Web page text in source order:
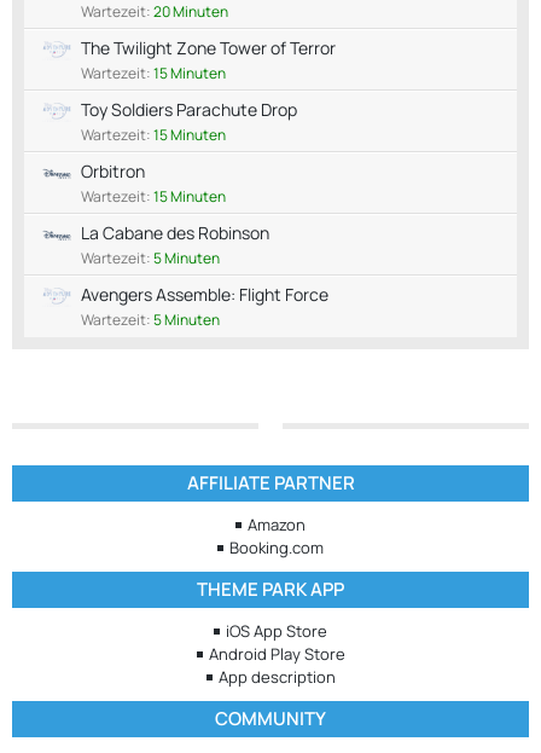
Wartezeit:20 Minuten
The Twilight Zone Tower of Terror
Wartezeit:15 Minuten
Toy Soldiers Parachute Drop
Wartezeit:15 Minuten
Orbitron
Wartezeit:15 Minuten
La Cabane des Robinson
Wartezeit:5 Minuten
Avengers Assemble: Flight Force
Wartezeit:5 Minuten
AFFILIATE PARTNER
Amazon
Booking.com
THEME PARK APP
iOS App Store
Android Play Store
App description
COMMUNITY